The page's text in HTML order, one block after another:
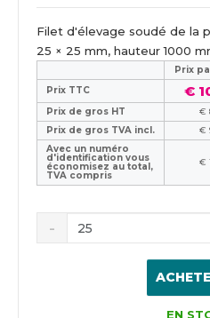
Filet d'élevage soudé de la
25 × 25 mm, hauteur 1000
Prix
Prix TTC
€
Prix de gros HT
€
Prix de gros TVA incl.
€
Avec un numéro
d'identification vous
économisez au total,
TVA compris
€
EN